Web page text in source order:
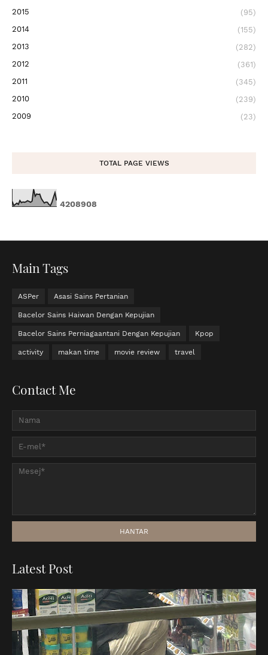
2015
(95)
2014
(155)
2013
(282)
2012
(361)
2011
(345)
2010
(239)
2009
(23)
TOTAL PAGE VIEWS
4208908
Main Tags
ASPer Asasi Sains Pertanian
Bacelor Sains Haiwan Dengan Kepujian
Bacelor Sains Perniagaantani Dengan Kepujian Kpop
activity makan time movie review travel
Contact Me
Latest Post